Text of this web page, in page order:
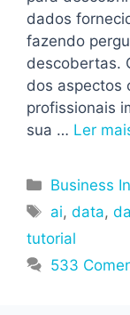
dados
fazendo
descobertas.
dos aspectos
profissionais
sua … Ler
Categorias
Business
Tags
ai,data,
tutorial
533